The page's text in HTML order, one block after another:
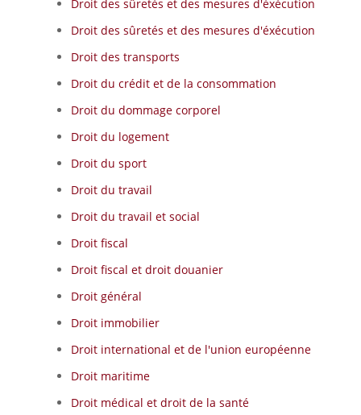
Droit des sûretés et des mesures d'éxécution
Droit des sûretés et des mesures d'éxécution
Droit des transports
Droit du crédit et de la consommation
Droit du dommage corporel
Droit du logement
Droit du sport
Droit du travail
Droit du travail et social
Droit fiscal
Droit fiscal et droit douanier
Droit général
Droit immobilier
Droit international et de l'union européenne
Droit maritime
Droit médical et droit de la santé